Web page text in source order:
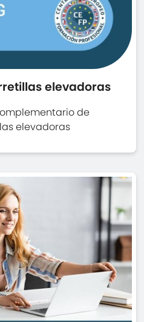
elevadoras
de
elevadoras